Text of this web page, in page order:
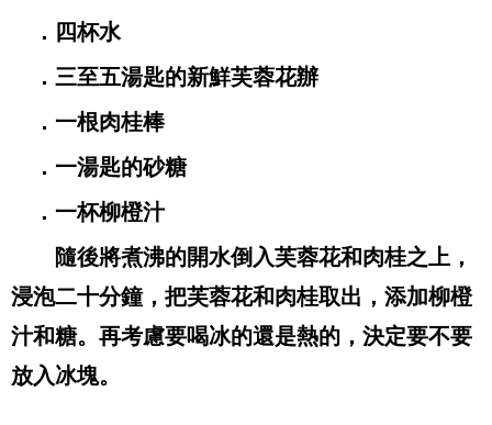
．四杯水
．三至五湯匙的新鮮芙蓉花辦
．一根肉桂棒
．一湯匙的砂糖
．一杯柳橙汁
隨後將煮沸的開水倒入芙蓉花和肉桂之上，
浸泡二十分鐘，把芙蓉花和肉桂取出，添加柳橙
汁和糖。再考慮要喝冰的還是熱的，決定要不要
放入冰塊。